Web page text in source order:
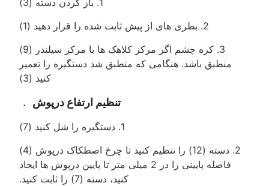
1. باز کردن دسته (3)
2. بطری های از پیش ثابت شده را قرار دهید (1)
3. کره چشم اگر مرکز کلاهک ها با مرکز سیلندر (9)
منطبق باشد. هنگامی که منطبق شد دستگیره را تعمیر
کنید (3)
تنظیم ارتفاع درپوش ﹒
1. دستگیره را شل کنید (7)
2. دسته (12) را تنظیم کنید تا چرخ اصطکاک درپوش (4)
فاصله پایینی را در 2 میلی متر تا پایین درپوش ها ایجاد
کنید، دسته (7) را ثابت کنید.